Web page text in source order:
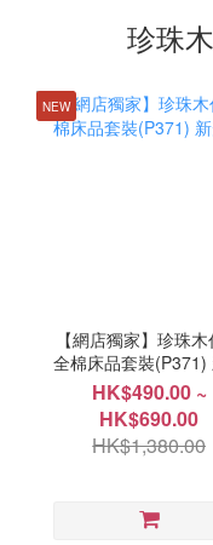
珍珠
NEW
【網店獨家】珍珠
全棉床品套裝(P371)
級
HK$490.00 ~
HK$690.00
HK$1,380.00